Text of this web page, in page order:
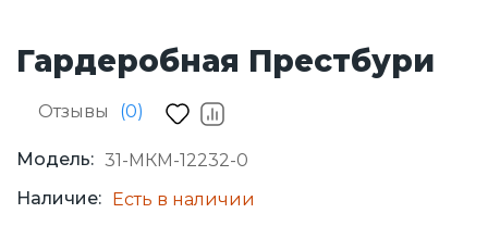
Гардеробная Престбури
Отзывы (0)
Модель: 31-МКМ-12232-0
Наличие:
Есть в наличии